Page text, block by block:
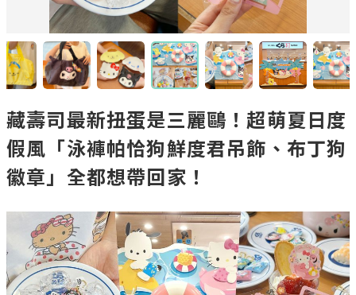
藏壽司最新扭蛋是三麗鷗！超萌夏日度
假風「泳褲帕恰狗鮮度君吊飾、布丁狗
徽章」全都想帶回家！